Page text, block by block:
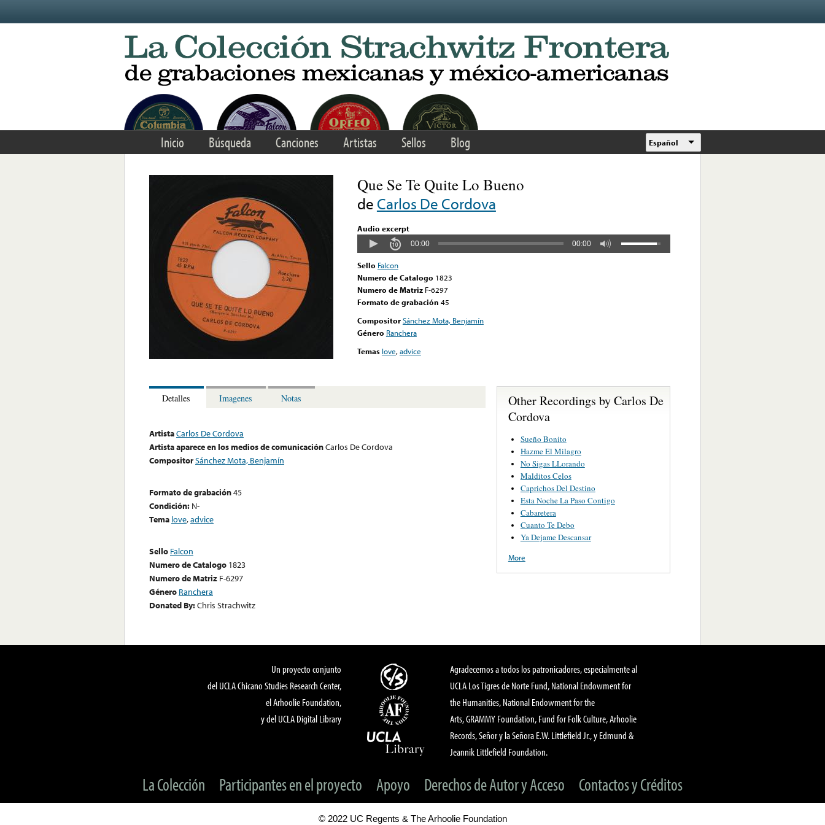
Inicio Búsqueda Canciones Artistas Sellos Blog Español
Que Se Te Quite Lo Bueno
de Carlos De Cordova
Audio excerpt
00:00 00:00
Sello Falcon
Numero de Catalogo 1823
Numero de Matriz F-6297
Formato de grabación 45
CompositorSánchez Mota, Benjamín
Género Ranchera
Temas love,advice
Detalles Imagenes Notas
ArtistaCarlos De Cordova
Artista aparece en los medios de comunicaciónCarlos De Cordova
CompositorSánchez Mota, Benjamín
Formato de grabación45
Condición: N-
Tema love,advice
Sello Falcon
Numero de Catalogo 1823
Numero de Matriz F-6297
Género Ranchera
Donated By:Chris Strachwitz
Other Recordings by Carlos De
Cordova
Sueño Bonito
Hazme El Milagro
No Sigas LLorando
Malditos Celos
Caprichos Del Destino
Esta Noche La Paso Contigo
Cabaretera
Cuanto Te Debo
Ya Dejame Descansar
More
Un proyecto conjunto
del UCLA Chicano Studies Research Center,
el Arhoolie Foundation,
y del UCLA Digital Library
Agradecemos a todos los patronicadores, especialmente al
UCLA Los Tigres de Norte Fund, National Endowment for
the Humanities, National Endowment for the
Arts, GRAMMY Foundation, Fund for Folk Culture, Arhoolie
Records, Señor y la Señora E.W. Littlefield Jr., y Edmund &
Jeannik Littlefield Foundation.
La Colección Participantes en el proyecto Apoyo Derechos de Autor y Acceso Contactos y Créditos
© 2022 UC Regents & The Arhoolie Foundation